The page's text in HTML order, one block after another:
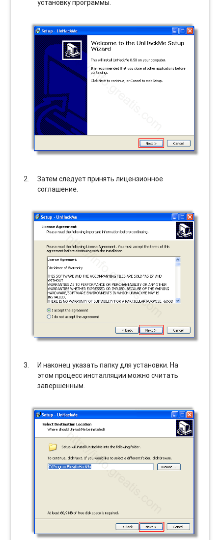
установку программы.
Затем следует принять лицензионное
соглашение.
И наконец указать папку для установки. На
этом процесс инсталляции можно считать
завершенным.